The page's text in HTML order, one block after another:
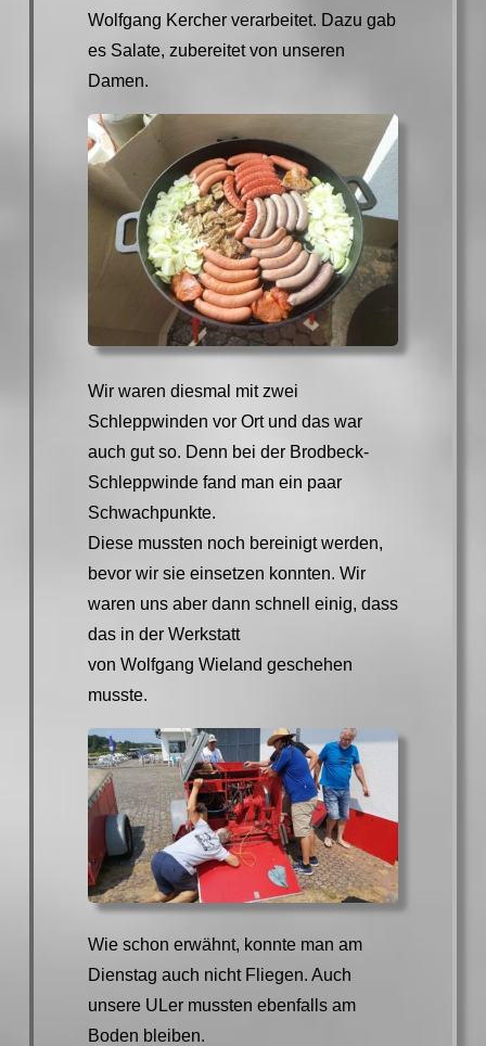
Wolfgang Kercher verarbeitet. Dazu gab
es Salate, zubereitet von unseren
Damen.
Wir waren diesmal mit zwei
Schleppwinden vor Ort und das war
auch gut so. Denn bei der Brodbeck-
Schleppwinde fand man ein paar
Schwachpunkte.
Diese mussten noch bereinigt werden,
bevor wir sie einsetzen konnten. Wir
waren uns aber dann schnell einig, dass
das in der Werkstatt
von Wolfgang Wieland geschehen
musste.
Wie schon erwähnt, konnte man am
Dienstag auch nicht Fliegen. Auch
unsere ULer mussten ebenfalls am
Boden bleiben.